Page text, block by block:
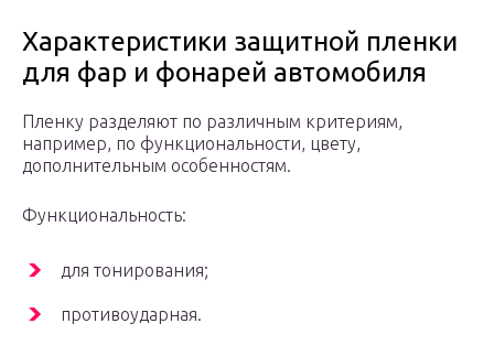
Характеристики защитной пленки
для фар и фонарей автомобиля
Пленку разделяют по различным критериям,
например, по функциональности, цвету,
дополнительным особенностям.
Функциональность:
для тонирования;
противоударная.